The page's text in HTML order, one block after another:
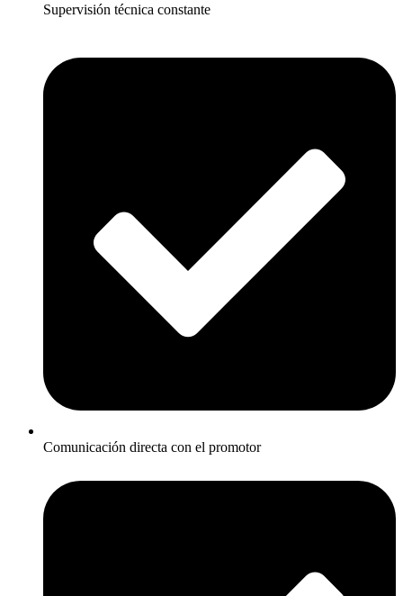
Supervisión técnica constante
Comunicación directa con el promotor